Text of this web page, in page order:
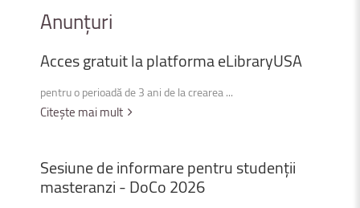
Anunțuri
AccesgratuitlaplatformaeLibraryUSA
pentru o perioadă de 3 ani de la crearea ...
Citește mai mult
Sesiunedeinformarepentrustudenții
masteranzi-DoCo2026